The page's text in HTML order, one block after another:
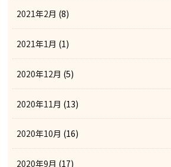
2021年2月 (8)
2021年1月 (1)
2020年12月 (5)
2020年11月 (13)
2020年10月 (16)
2020年9月 (17)